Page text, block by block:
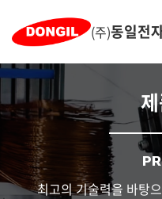
(주)동일전
최고의 기술력을 바탕